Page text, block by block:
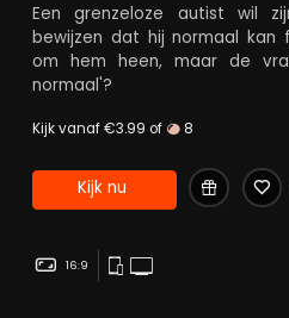
Een grenzeloze autist wil
bewijzen dat hij normaal kan
om hem heen, maar de
normaal'?
Kijk vanaf €3.99 of 8
Kijk nu
16:9